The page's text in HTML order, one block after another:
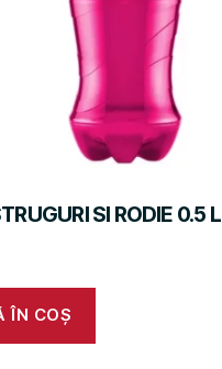
SI RODIE 0.5 L
ÎN COȘ